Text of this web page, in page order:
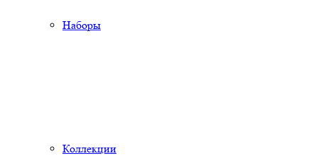
Наборы
Коллекции